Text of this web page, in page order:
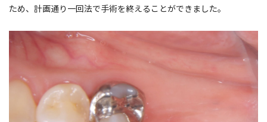
ため、計画通り一回法で手術を終えることができました。